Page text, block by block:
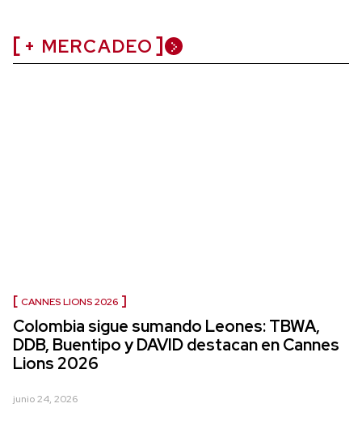
+ MERCADEO
CANNES LIONS 2026
Colombia sigue sumando Leones: TBWA,
DDB, Buentipo y DAVID destacan en Cannes
Lions 2026
junio 24, 2026